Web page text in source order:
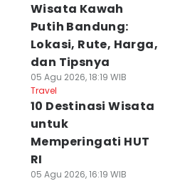
Wisata Kawah
Putih Bandung:
Lokasi, Rute, Harga,
dan Tipsnya
05 Agu 2026, 18:19 WIB
Travel
10 Destinasi Wisata
untuk
Memperingati HUT
RI
05 Agu 2026, 16:19 WIB